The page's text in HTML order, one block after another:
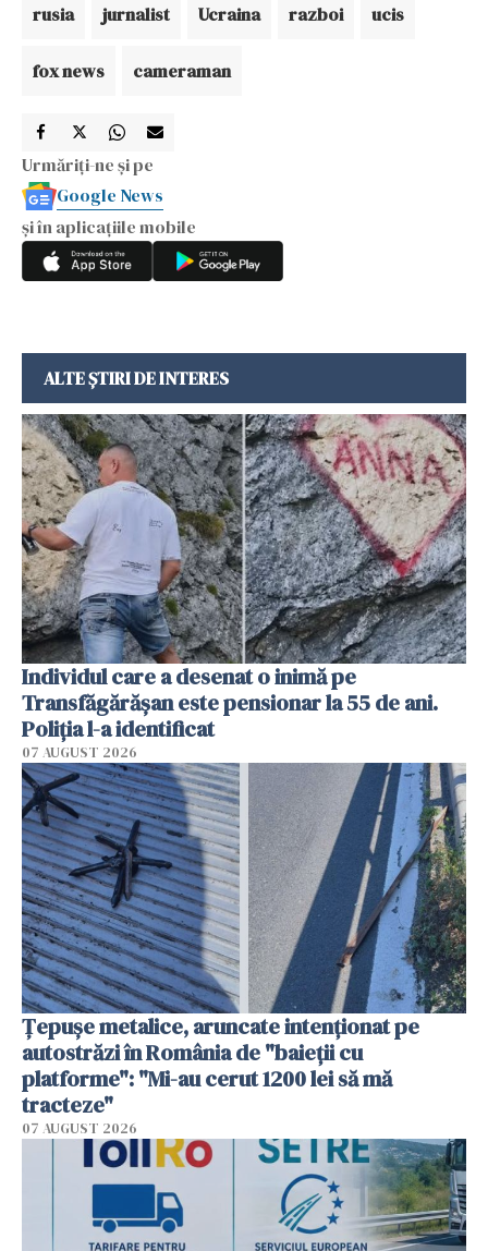
rusia jurnalist Ucraina razboi ucis
fox news cameraman
Urmăriți-ne și pe
Google News
și în aplicațiile mobile
ALTE ȘTIRI DE INTERES
Individul care a desenat o inimă pe
Transfăgărășan este pensionar la 55 de ani.
Poliția l-a identificat
07 AUGUST 2026
Țepușe metalice, aruncate intenționat pe
autostrăzi în România de "baieții cu
platforme": "Mi-au cerut 1200 lei să mă
tracteze"
07 AUGUST 2026